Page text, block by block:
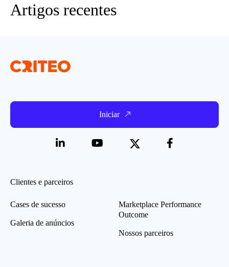
Artigos recentes
Iniciar
Clientes e parceiros
Cases de sucesso
Galeria de anúncios
Marketplace Performance
Outcome
Nossos parceiros